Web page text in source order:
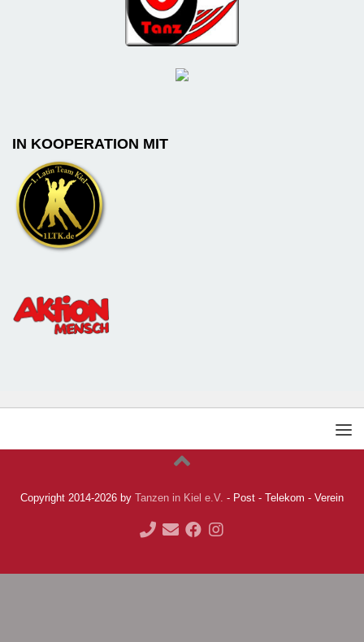
IN KOOPERATION MIT
Copyright 2014-2026 by Tanzen in Kiel e.V. - Post - Telekom - Verein